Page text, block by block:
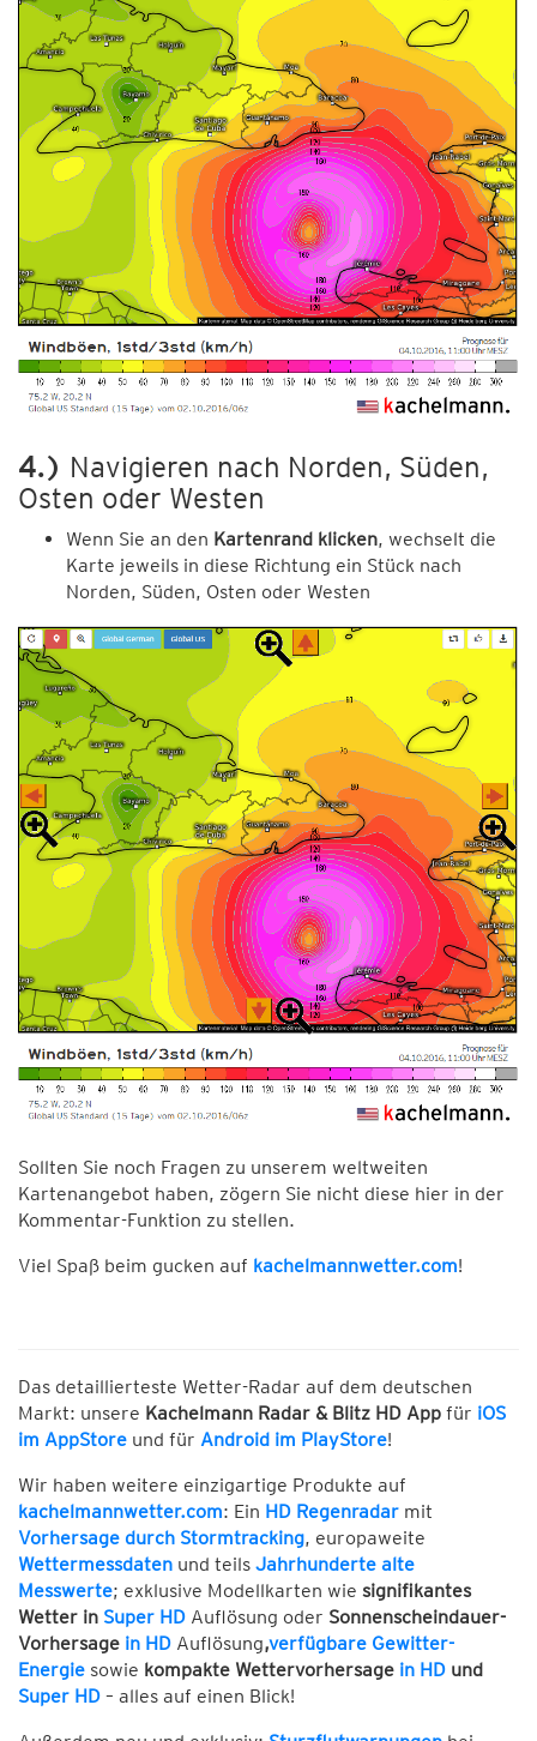
4.) Navigieren nach Norden, Süden,
Osten oder Westen
Wenn Sie an den Kartenrand klicken, wechselt die
Karte jeweils in diese Richtung ein Stück nach
Norden, Süden, Osten oder Westen
Sollten Sie noch Fragen zu unserem weltweiten
Kartenangebot haben, zögern Sie nicht diese hier in der
Kommentar-Funktion zu stellen.
Viel Spaß beim gucken auf kachelmannwetter.com!
Das detaillierteste Wetter-Radar auf dem deutschen
Markt: unsere Kachelmann Radar & Blitz HD App für iOS
im AppStore und für Android im PlayStore!
Wir haben weitere einzigartige Produkte auf
kachelmannwetter.com: Ein HD Regenradar mit
Vorhersage durch Stormtracking, europaweite
Wettermessdaten und teils Jahrhunderte alte
Messwerte; exklusive Modellkarten wie signifikantes
Wetter in Super HD Auflösung oder Sonnenscheindauer-
Vorhersage in HD Auflösung,verfügbare Gewitter-
Energie sowie kompakte Wettervorhersage in HD und
Super HD – alles auf einen Blick!